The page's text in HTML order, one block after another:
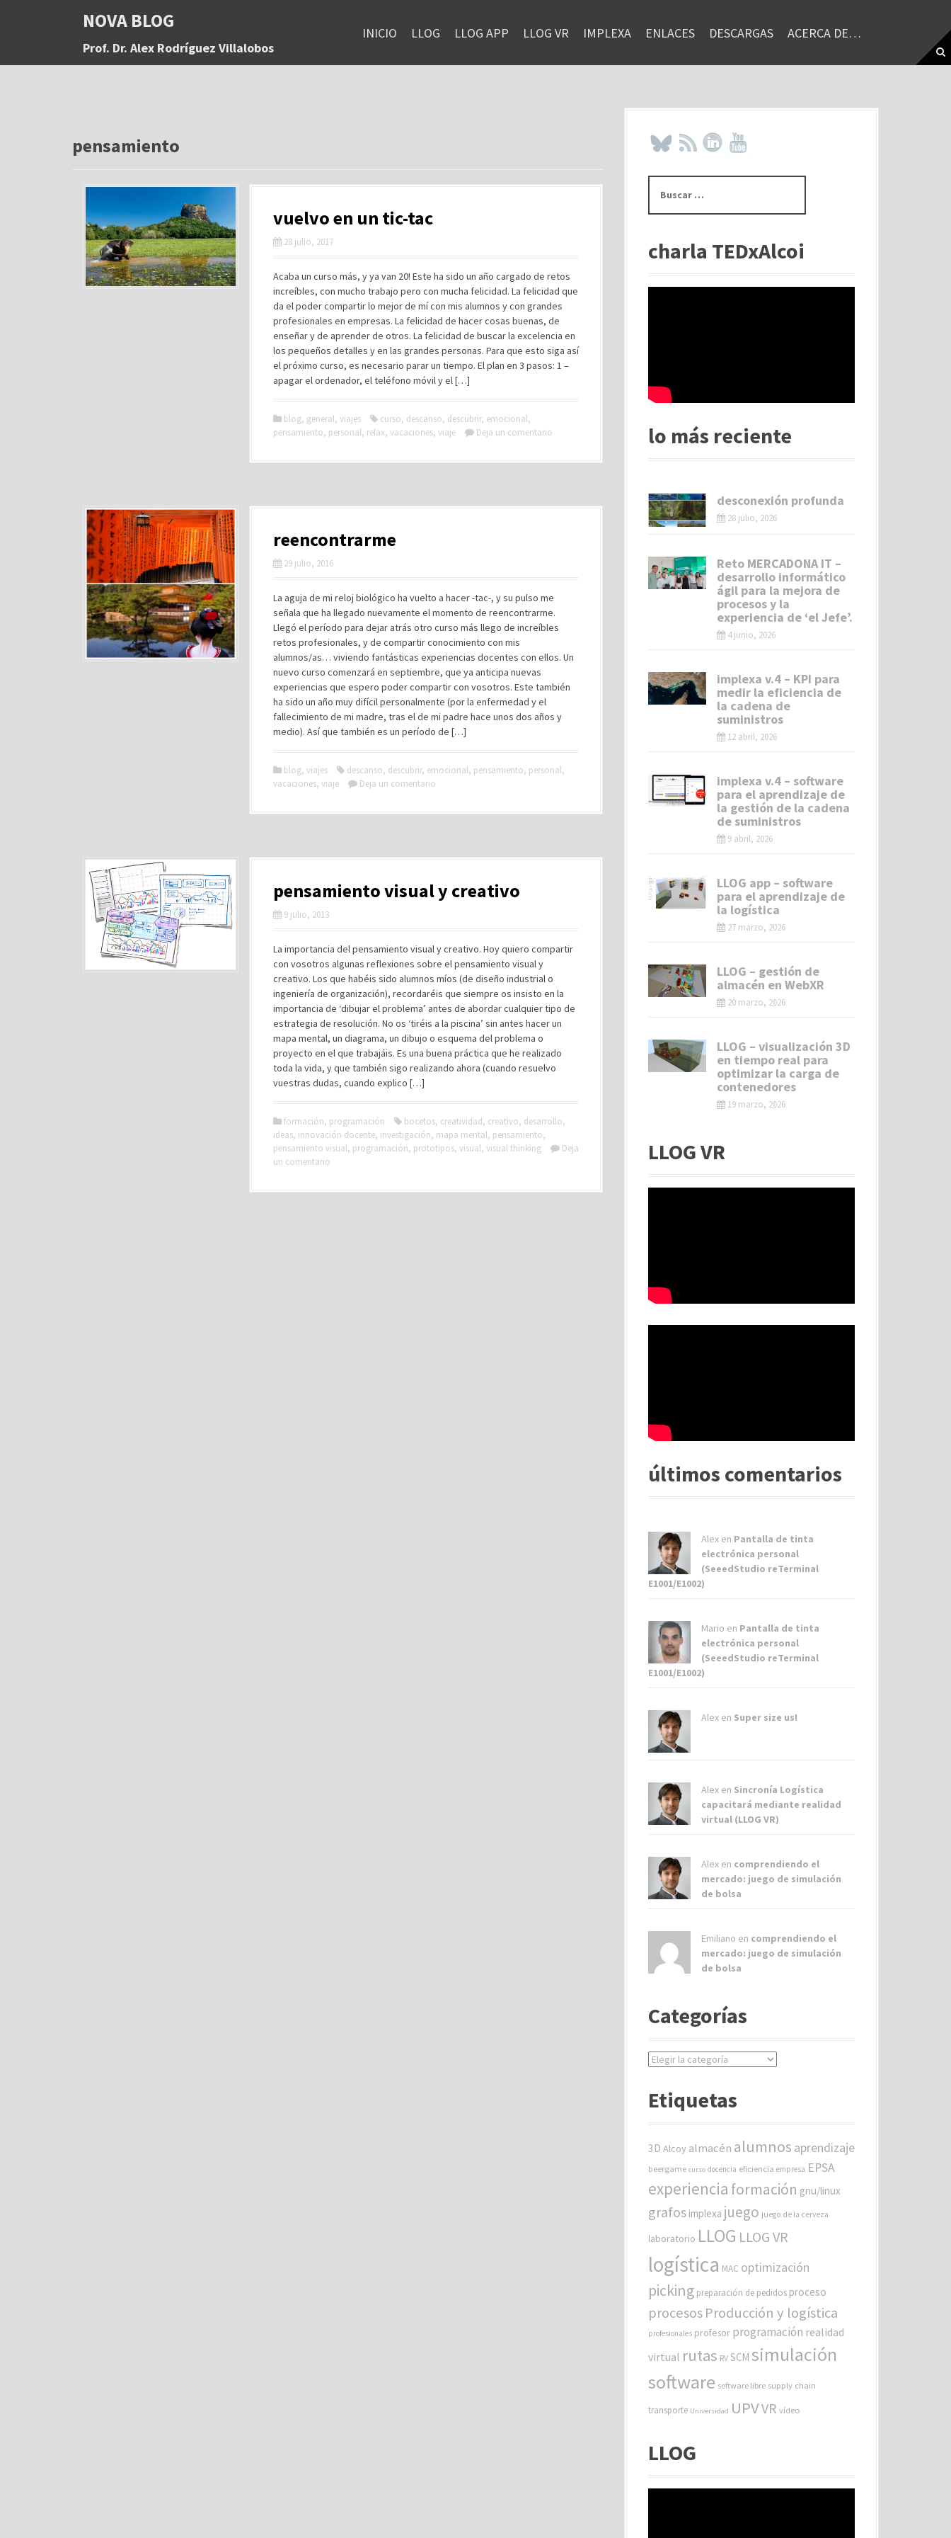
a
NOVA BLOG
Prof. Dr. Alex Rodríguez Villalobos
INICIO LLOG LLOG APP LLOG VR IMPLEXA ENLACES DESCARGAS ACERCA DE…
pensamiento
vuelvo en un tic-tac
28 julio, 2017
Acaba un curso más, y ya van 20! Este ha sido un año cargado de retos
increíbles, con mucho trabajo pero con mucha felicidad. La felicidad que
da el poder compartir lo mejor de mí con mis alumnos y con grandes
profesionales en empresas. La felicidad de hacer cosas buenas, de
enseñar y de aprender de otros. La felicidad de buscar la excelencia en
los pequeños detalles y en las grandes personas. Para que esto siga así
el próximo curso, es necesario parar un tiempo. El plan en 3 pasos: 1 –
apagar el ordenador, el teléfono móvil y el […]
blog, general, viajes curso, descanso, descubrir, emocional,
pensamiento, personal, relax, vacaciones, viaje Deja un comentario
reencontrarme
29 julio, 2016
La aguja de mi reloj biológico ha vuelto a hacer -tac-, y su pulso me
señala que ha llegado nuevamente el momento de reencontrarme.
Llegó el período para dejar atrás otro curso más llego de increíbles
retos profesionales, y de compartir conocimiento con mis
alumnos/as… viviendo fantásticas experiencias docentes con ellos. Un
nuevo curso comenzará en septiembre, que ya anticipa nuevas
experiencias que espero poder compartir con vosotros. Este también
ha sido un año muy difícil personalmente (por la enfermedad y el
fallecimiento de mi madre, tras el de mi padre hace unos dos años y
medio). Así que también es un período de […]
blog, viajes descanso, descubrir, emocional, pensamiento, personal,
vacaciones, viaje Deja un comentario
pensamiento visual y creativo
9 julio, 2013
La importancia del pensamiento visual y creativo. Hoy quiero compartir
con vosotros algunas reflexiones sobre el pensamiento visual y
creativo. Los que habéis sido alumnos míos (de diseño industrial o
ingeniería de organización), recordaréis que siempre os insisto en la
importancia de ‘dibujar el problema’ antes de abordar cualquier tipo de
estrategia de resolución. No os ‘tiréis a la piscina’ sin antes hacer un
mapa mental, un diagrama, un dibujo o esquema del problema o
proyecto en el que trabajáis. Es una buena práctica que he realizado
toda la vida, y que también sigo realizando ahora (cuando resuelvo
vuestras dudas, cuando explico […]
formación, programación bocetos, creatividad, creativo, desarrollo,
ideas, innovación docente, investigación, mapa mental, pensamiento,
pensamiento visual, programación, prototipos, visual, visual thinking
Deja
un comentario
s
rcharla TEDxAlcoi
lo más reciente
desconexión profunda
28 julio, 2026
Reto MERCADONA IT –
desarrollo informático
ágil para la mejora de
procesos y la
experiencia de ‘el Jefe’.
4 junio, 2026
implexa v.4 – KPI para
medir la eficiencia de
la cadena de
suministros
12 abril, 2026
implexa v.4 – software
para el aprendizaje de
la gestión de la cadena
de suministros
9 abril, 2026
LLOG app – software
para el aprendizaje de
la logística
27 marzo, 2026
LLOG – gestión de
almacén en WebXR
20 marzo, 2026
LLOG – visualización 3D
en tiempo real para
optimizar la carga de
contenedores
19 marzo, 2026
LLOG VR
últimos comentarios
Alex en Pantalla de tinta
electrónica personal
(SeeedStudio reTerminal
E1001/E1002)
Mario en Pantalla de tinta
electrónica personal
(SeeedStudio reTerminal
E1001/E1002)
Alex en Super size us!
Alex en Sincronía Logística
capacitará mediante realidad
virtual (LLOG VR)
Alex en comprendiendo el
mercado: juego de simulación
de bolsa
Emiliano en comprendiendo el
mercado: juego de simulación
de bolsa
Categorías
C
e
r
s
Etiquetas
3D Alcoy almacén alumnos aprendizaje
beergame curso docencia eficiencia empresa EPSA
experiencia formación gnu/linux
grafos implexa juego juego de la cerveza
laboratorio LLOG LLOG VR
logística MAC optimización
picking preparación de pedidos proceso
procesosProducción y logística
profesionales profesor programación realidad
virtual rutas RV SCM simulación
software software libre supply chain
transporte Universidad UPVVR vídeo
LLOG